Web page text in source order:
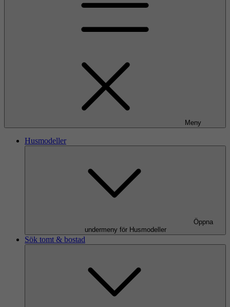
Meny
Husmodeller
Öppna
undermeny för Husmodeller
Sök tomt & bostad